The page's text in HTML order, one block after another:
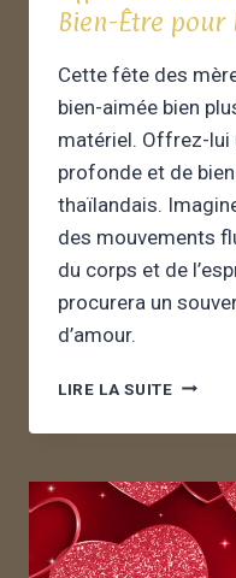
Bien-Être pour
Cette fête des
bien-aimée bien
matériel. Offrez-lui
profonde et de
thaïlandais.
des mouvements
du corps et de
procurera un
d’amour.
LIRE LA SUITE